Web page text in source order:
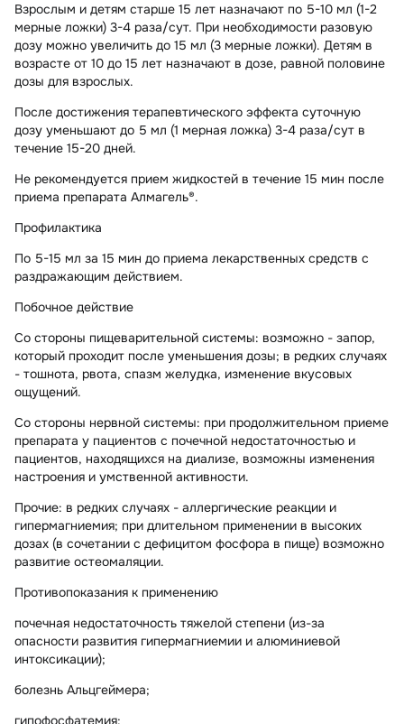
Взрослым и детям старше 15 лет назначают по 5-10 мл (1-2
мерные ложки) 3-4 раза/сут. При необходимости разовую
дозу можно увеличить до 15 мл (3 мерные ложки). Детям в
возрасте от 10 до 15 лет назначают в дозе, равной половине
дозы для взрослых.
После достижения терапевтического эффекта суточную
дозу уменьшают до 5 мл (1 мерная ложка) 3-4 раза/сут в
течение 15-20 дней.
Не рекомендуется прием жидкостей в течение 15 мин после
приема препарата Алмагель®.
Профилактика
По 5-15 мл за 15 мин до приема лекарственных средств с
раздражающим действием.
Побочное действие
Со стороны пищеварительной системы: возможно - запор,
который проходит после уменьшения дозы; в редких случаях
- тошнота, рвота, спазм желудка, изменение вкусовых
ощущений.
Со стороны нервной системы: при продолжительном приеме
препарата у пациентов с почечной недостаточностью и
пациентов, находящихся на диализе, возможны изменения
настроения и умственной активности.
Прочие: в редких случаях - аллергические реакции и
гипермагниемия; при длительном применении в высоких
дозах (в сочетании с дефицитом фосфора в пище) возможно
развитие остеомаляции.
Противопоказания к применению
почечная недостаточность тяжелой степени (из-за
опасности развития гипермагниемии и алюминиевой
интоксикации);
болезнь Альцгеймера;
гипофосфатемия;